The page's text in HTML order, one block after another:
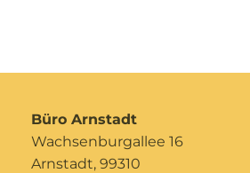
Büro Arnstadt
Wachsenburgallee 16
Arnstadt, 99310